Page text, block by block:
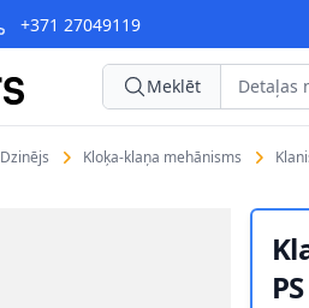
+371 27049119
Meklēt
Dzinējs Kloķa-klaņa mehānisms